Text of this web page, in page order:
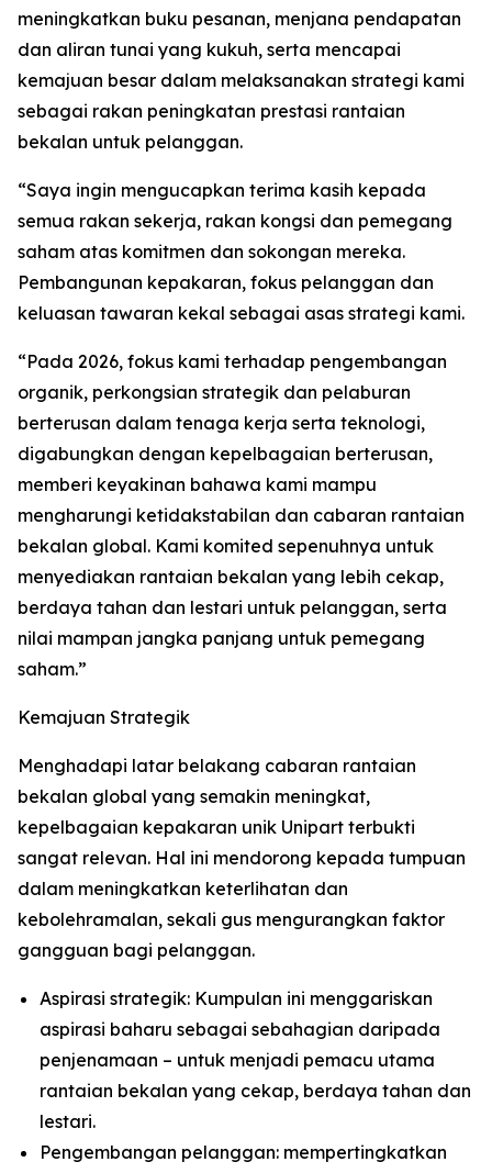
meningkatkan buku pesanan, menjana pendapatan
dan aliran tunai yang kukuh, serta mencapai
kemajuan besar dalam melaksanakan strategi kami
sebagai rakan peningkatan prestasi rantaian
bekalan untuk pelanggan.
“Saya ingin mengucapkan terima kasih kepada
semua rakan sekerja, rakan kongsi dan pemegang
saham atas komitmen dan sokongan mereka.
Pembangunan kepakaran, fokus pelanggan dan
keluasan tawaran kekal sebagai asas strategi kami.
“Pada 2026, fokus kami terhadap pengembangan
organik, perkongsian strategik dan pelaburan
berterusan dalam tenaga kerja serta teknologi,
digabungkan dengan kepelbagaian berterusan,
memberi keyakinan bahawa kami mampu
mengharungi ketidakstabilan dan cabaran rantaian
bekalan global. Kami komited sepenuhnya untuk
menyediakan rantaian bekalan yang lebih cekap,
berdaya tahan dan lestari untuk pelanggan, serta
nilai mampan jangka panjang untuk pemegang
saham.”
Kemajuan Strategik
Menghadapi latar belakang cabaran rantaian
bekalan global yang semakin meningkat,
kepelbagaian kepakaran unik Unipart terbukti
sangat relevan. Hal ini mendorong kepada tumpuan
dalam meningkatkan keterlihatan dan
kebolehramalan, sekali gus mengurangkan faktor
gangguan bagi pelanggan.
Aspirasi strategik: Kumpulan ini menggariskan
aspirasi baharu sebagai sebahagian daripada
penjenamaan – untuk menjadi pemacu utama
rantaian bekalan yang cekap, berdaya tahan dan
lestari.
Pengembangan pelanggan: mempertingkatkan